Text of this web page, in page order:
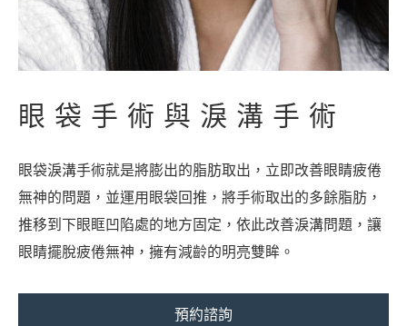
眼袋手術與淚溝手術
眼袋淚溝手術就是將膨出的脂肪取出，立即改善眼睛疲倦
無神的問題，並運用眼袋回推，將手術取出的多餘脂肪，
推移到下眼眶凹陷處的地方固定，依此改善淚溝問題，讓
眼睛擺脫疲倦無神，擁有減齡的明亮雙眸。
預約諮詢